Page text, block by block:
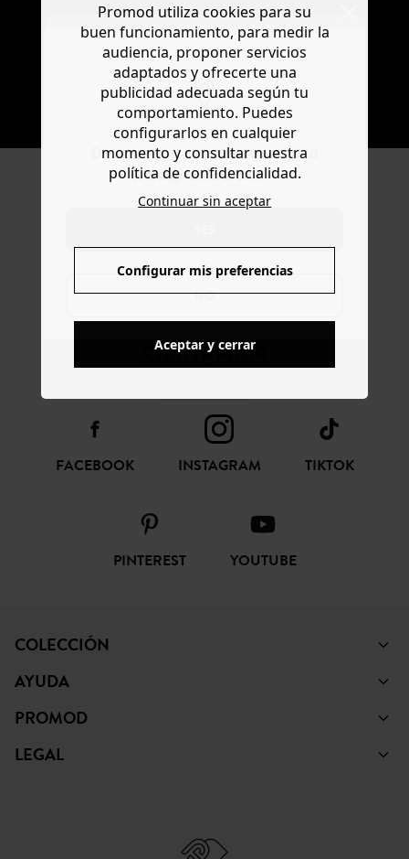
Do you want to be redirected to
www.promod.com ?
NO
SUSCRIBIR
CONFIANZA ONLINE
SÍGUENOS
FACEBOOK INSTAGRAM TIKTOK
PINTEREST YOUTUBE
COLECCIÓN
AYUDA
PROMOD
LEGAL
Promod utiliza cookies para su
buen funcionamiento, para medir la
audiencia, proponer servicios
adaptados y ofrecerte una
publicidad adecuada según tu
comportamiento. Puedes
configurarlos en cualquier
momento y consultar nuestra
política de confidencialidad.
Continuar sin aceptar
Configurar mis preferencias
Aceptar y cerrar